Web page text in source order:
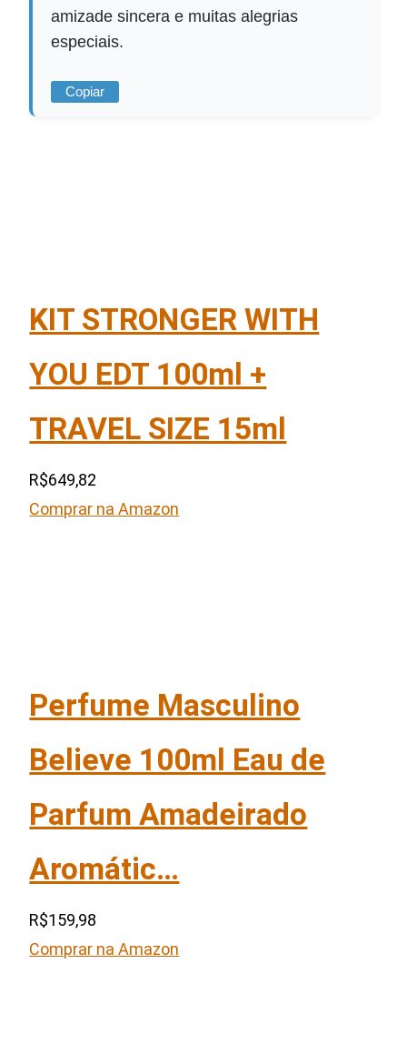
amizade sincera e muitas alegrias
especiais.
Copiar
KIT STRONGER WITH
YOU EDT 100ml +
TRAVEL SIZE 15ml
R$649,82
Comprar na Amazon
Perfume Masculino
Believe 100ml Eau de
Parfum Amadeirado
Aromátic…
R$159,98
Comprar na Amazon